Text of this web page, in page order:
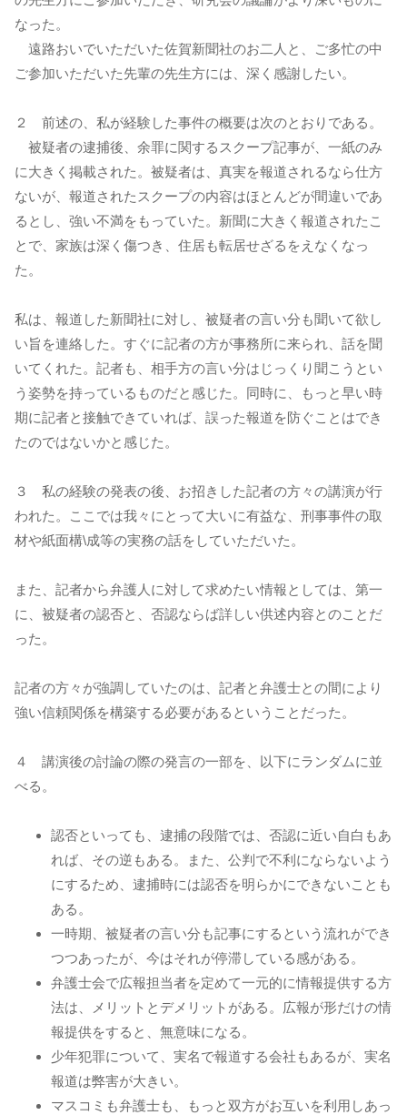
なった。
遠路おいでいただいた佐賀新聞社のお二人と、ご多忙の中
ご参加いただいた先輩の先生方には、深く感謝したい。
２ 前述の、私が経験した事件の概要は次のとおりである。
被疑者の逮捕後、余罪に関するスクープ記事が、一紙のみ
に大きく掲載された。被疑者は、真実を報道されるなら仕方
ないが、報道されたスクープの内容はほとんどが間違いであ
るとし、強い不満をもっていた。新聞に大きく報道されたこ
とで、家族は深く傷つき、住居も転居せざるをえなくなっ
た。
私は、報道した新聞社に対し、被疑者の言い分も聞いて欲し
い旨を連絡した。すぐに記者の方が事務所に来られ、話を聞
いてくれた。記者も、相手方の言い分はじっくり聞こうとい
う姿勢を持っているものだと感じた。同時に、もっと早い時
期に記者と接触できていれば、誤った報道を防ぐことはでき
たのではないかと感じた。
３ 私の経験の発表の後、お招きした記者の方々の講演が行
われた。ここでは我々にとって大いに有益な、刑事事件の取
材や紙面構\成等の実務の話をしていただいた。
また、記者から弁護人に対して求めたい情報としては、第一
に、被疑者の認否と、否認ならば詳しい供述内容とのことだ
った。
記者の方々が強調していたのは、記者と弁護士との間により
強い信頼関係を構築する必要があるということだった。
４ 講演後の討論の際の発言の一部を、以下にランダムに並
べる。
認否といっても、逮捕の段階では、否認に近い自白もあ
れば、その逆もある。また、公判で不利にならないよう
にするため、逮捕時には認否を明らかにできないことも
ある。
一時期、被疑者の言い分も記事にするという流れができ
つつあったが、今はそれが停滞している感がある。
弁護士会で広報担当者を定めて一元的に情報提供する方
法は、メリットとデメリットがある。広報が形だけの情
報提供をすると、無意味になる。
少年犯罪について、実名で報道する会社もあるが、実名
報道は弊害が大きい。
マスコミも弁護士も、もっと双方がお互いを利用しあっ